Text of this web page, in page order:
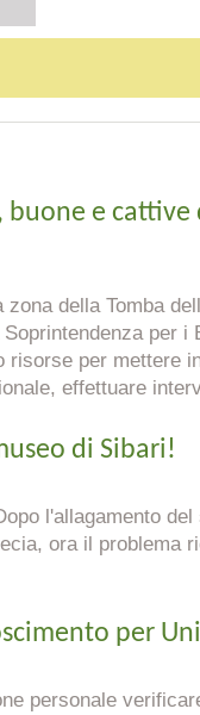
buone e cattive
della Tomba
per i
risorse per mettere
effettuare
di Sibari!
l'allagamento
ora il problema
per
personale